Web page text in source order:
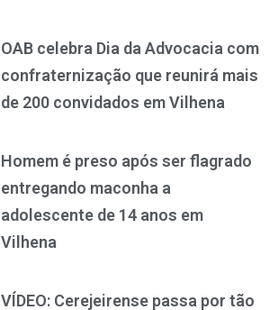
OAB celebra Dia da Advocacia com
confraternização que reunirá mais
de 200 convidados em Vilhena
Homem é preso após ser flagrado
entregando maconha a
adolescente de 14 anos em
Vilhena
VÍDEO: Cerejeirense passa por tão